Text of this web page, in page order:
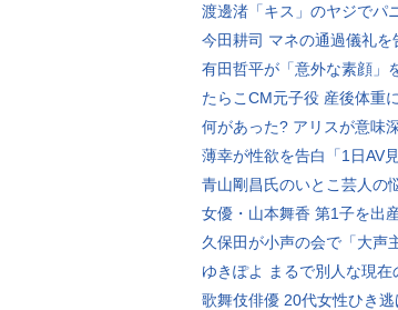
渡邊渚「キス」のヤジでパ
今田耕司 マネの通過儀礼を
有田哲平が「意外な素顔」
たらこCM元子役 産後体重
何があった? アリスが意味
薄幸が性欲を告白「1日AV見
青山剛昌氏のいとこ芸人の
女優・山本舞香 第1子を出
久保田が小声の会で「大声
ゆきぽよ まるで別人な現在
歌舞伎俳優 20代女性ひき逃